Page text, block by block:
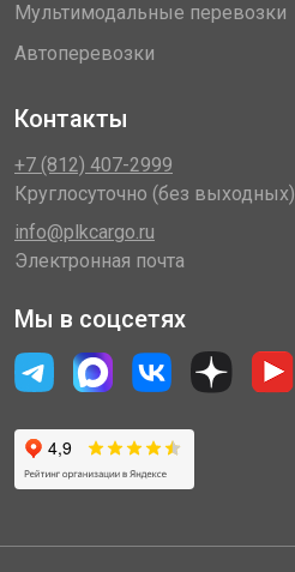
Мультимодальные перевозки
Автоперевозки
Контакты
+7 (812) 407-2999
Круглосуточно (без выходных)
info@plkcargo.ru
Электронная почта
Мы в соцсетях